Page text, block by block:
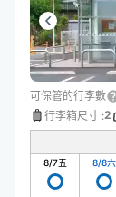
可保管的行李數
行李箱尺寸 :2
8/7五 8/8六